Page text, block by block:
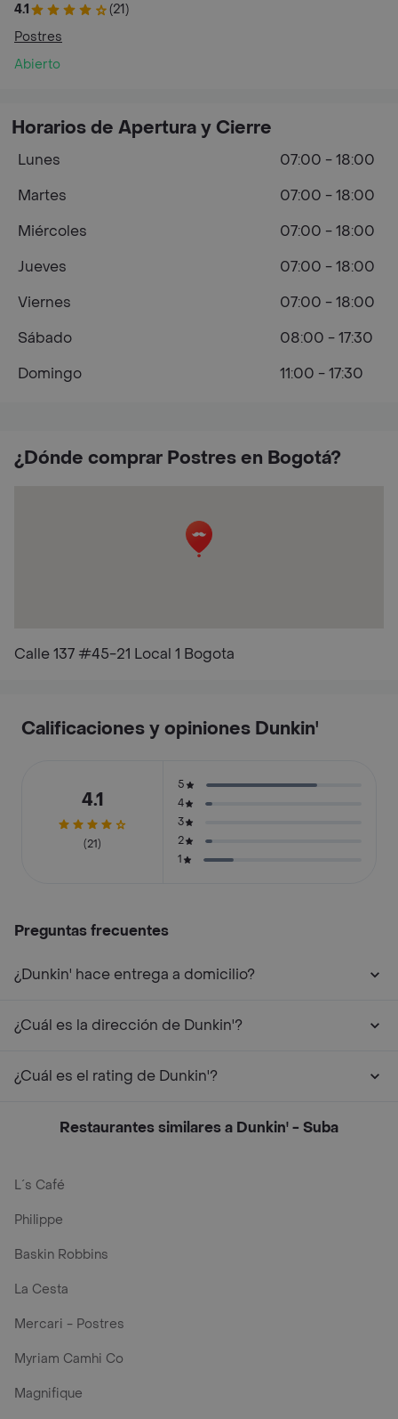
4.1
(21)
Postres
Abierto
¿Dónde comprar Postres en Bogotá?
Calle 137 #45-21 Local 1 Bogota
Horarios de Apertura y Cierre
Lunes
07:00 - 18:00
Martes
07:00 - 18:00
Miércoles
07:00 - 18:00
Jueves
07:00 - 18:00
Viernes
07:00 - 18:00
Sábado
08:00 - 17:30
Domingo
11:00 - 17:30
Calificaciones y opiniones Dunkin'
4.1
(21)
5
4
3
2
1
Preguntas frecuentes
¿Dunkin' hace entrega a domicilio?
¿Cuál es la dirección de Dunkin'?
¿Cuál es el rating de Dunkin'?
Restaurantes similares a Dunkin' - Suba
L´s Café
Philippe
Baskin Robbins
La Cesta
Mercari - Postres
Myriam Camhi Co
Magnifique